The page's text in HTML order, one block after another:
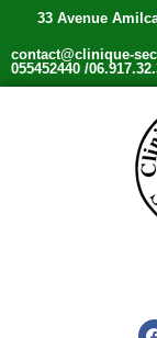
33 Avenue
contact@clinique-
055452440 /